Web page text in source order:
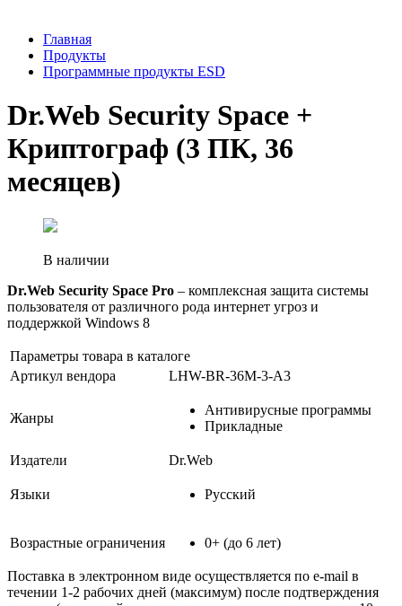
Главная
Продукты
Программные продукты ESD
Dr.Web Security Space +
Криптограф (3 ПК, 36
месяцев)
В наличии
Dr.Web Security Space Pro – комплексная защита системы
пользователя от различного рода интернет угроз и
поддержкой Windows 8
Параметры товара в каталоге
Артикул вендора
LHW-BR-36M-3-A3
Жанры
Антивирусные программы
Прикладные
Издатели Dr.Web
Языки Русский
Возрастные ограничения 0+ (до 6 лет)
Поставка в электронном виде осуществляется по e-mail в
течении 1-2 рабочих дней (максимум) после подтверждения